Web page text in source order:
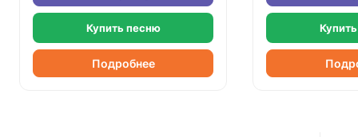
Купить песню
Подробнее